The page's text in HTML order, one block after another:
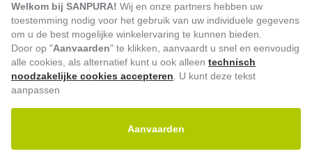
Vooruitbetaling Factuur Automatische afschrijving
Welkom bij SANPURA! Wij en onze partners hebben uw
toestemming nodig voor het gebruik van uw individuele gegevens
om u de best mogelijke winkelervaring te kunnen bieden.
Door op "Aanvaarden" te klikken, aanvaardt u snel en eenvoudig
alle cookies, als alternatief kunt u ook alleen technisch
noodzakelijke cookies accepteren . U kunt deze tekst
aanpassen
Aanvaarden